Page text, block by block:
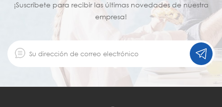
¡Suscríbete para recibir las últimas novedades de nuestra
empresa!